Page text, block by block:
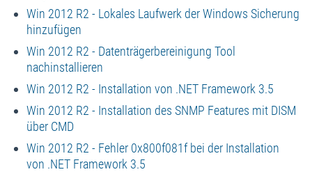
Win 2012 R2 - Lokales Laufwerk der Windows Sicherung
hinzufügen
Win 2012 R2 - Datenträgerbereinigung Tool
nachinstallieren
Win 2012 R2 - Installation von .NET Framework 3.5
Win 2012 R2 - Installation des SNMP Features mit DISM
über CMD
Win 2012 R2 - Fehler 0x800f081f bei der Installation
von .NET Framework 3.5